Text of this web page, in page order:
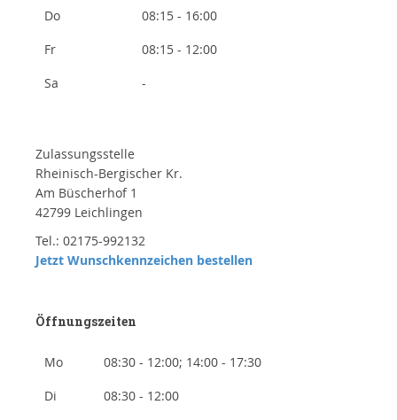
Do
08:15 - 16:00
Fr
08:15 - 12:00
Sa
-
Zulassungsstelle
Rheinisch-Bergischer Kr.
Am Büscherhof 1
42799 Leichlingen
Tel.: 02175-992132
Jetzt Wunschkennzeichen bestellen
Öffnungszeiten
Mo
08:30 - 12:00; 14:00 - 17:30
Di
08:30 - 12:00